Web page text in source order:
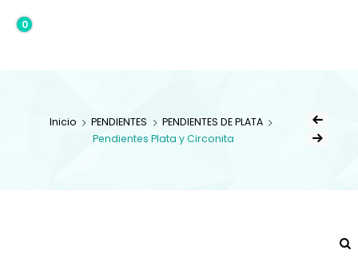
0,00€
0
Inicio PENDIENTES
PENDIENTES DE PLATA
Pendientes Plata y Circonita